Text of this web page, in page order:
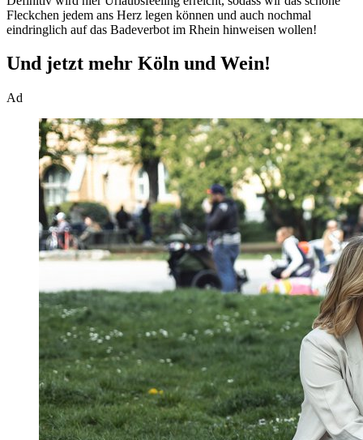
Fleckchen jedem ans Herz legen können und auch nochmal
eindringlich auf das Badeverbot im Rhein hinweisen wollen!
Und jetzt mehr Köln und Wein!
Ad